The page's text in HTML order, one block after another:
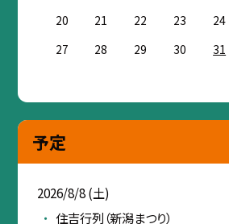
20
21 22 23 24
27
28 29 30 31
予定
2026/8/8 (土)
住吉行列（新潟まつり）